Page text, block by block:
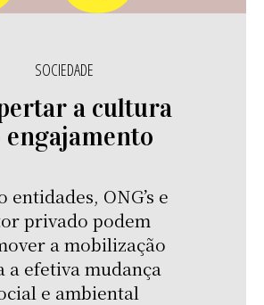
SOCIEDADE
a cultura
engajamento
entidades, ONG’s e
privado podem
a mobilização
a efetiva mudança
e ambiental